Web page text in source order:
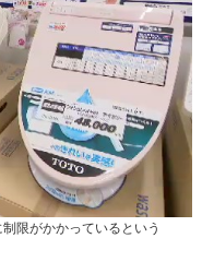
限がかかっているという